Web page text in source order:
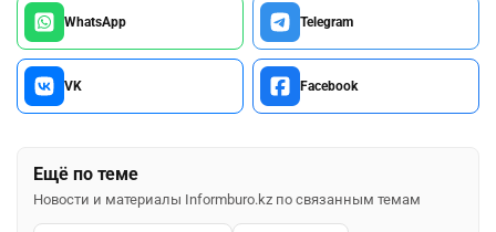
WhatsApp Telegram
VK Facebook
Ещё по теме
Новости и материалы Informburo.kz по связанным темам